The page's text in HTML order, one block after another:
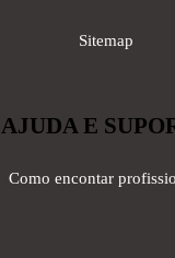
Sitemap
AJUDA E
Como encontar